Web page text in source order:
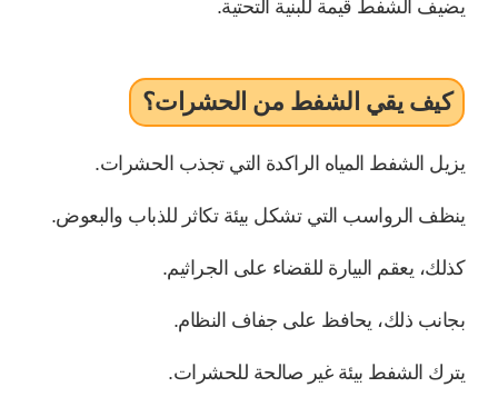
يضيف الشفط قيمة للبنية التحتية.
كيف يقي الشفط من الحشرات؟
يزيل الشفط المياه الراكدة التي تجذب الحشرات.
ينظف الرواسب التي تشكل بيئة تكاثر للذباب والبعوض.
كذلك، يعقم البيارة للقضاء على الجراثيم.
بجانب ذلك، يحافظ على جفاف النظام.
يترك الشفط بيئة غير صالحة للحشرات.